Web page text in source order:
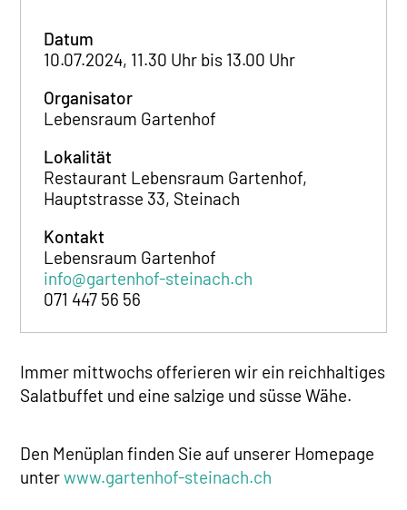
Datum
10.07.2024, 11.30 Uhr bis 13.00 Uhr
Organisator
Lebensraum Gartenhof
Lokalität
Restaurant Lebensraum Gartenhof,
Hauptstrasse 33, Steinach
Kontakt
Lebensraum Gartenhof
info@gartenhof-steinach.ch
071 447 56 56
Immer mittwochs offerieren wir ein reichhaltiges
Salatbuffet und eine salzige und süsse Wähe.
Den Menüplan finden Sie auf unserer Homepage
unterwww.gartenhof-steinach.ch